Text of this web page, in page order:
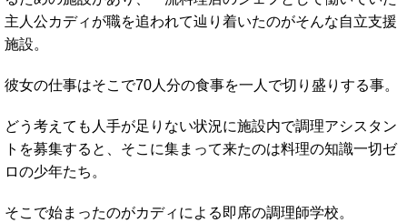
主人公カディが職を追われて辿り着いたのがそんな自立支援
施設。
彼女の仕事はそこで70人分の食事を一人で切り盛りする事。
どう考えても人手が足りない状況に施設内で調理アシスタン
トを募集すると、そこに集まって来たのは料理の知識一切ゼ
ロの少年たち。
そこで始まったのがカディによる即席の調理師学校。